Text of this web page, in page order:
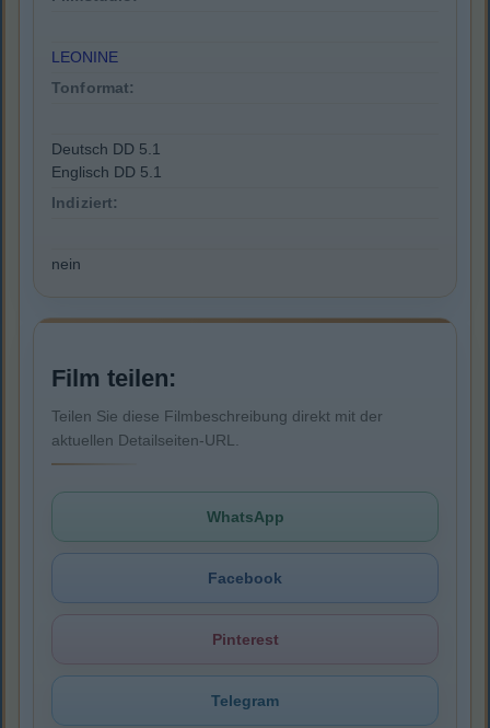
LEONINE
Tonformat:
Deutsch DD 5.1
Englisch DD 5.1
Indiziert:
nein
Film teilen:
Teilen Sie diese Filmbeschreibung direkt mit der
aktuellen Detailseiten-URL.
WhatsApp
Facebook
Pinterest
Telegram